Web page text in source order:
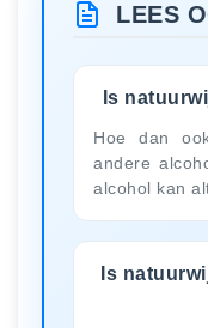
LEES
Is
Hoe dan
andere
alcohol kan
Is